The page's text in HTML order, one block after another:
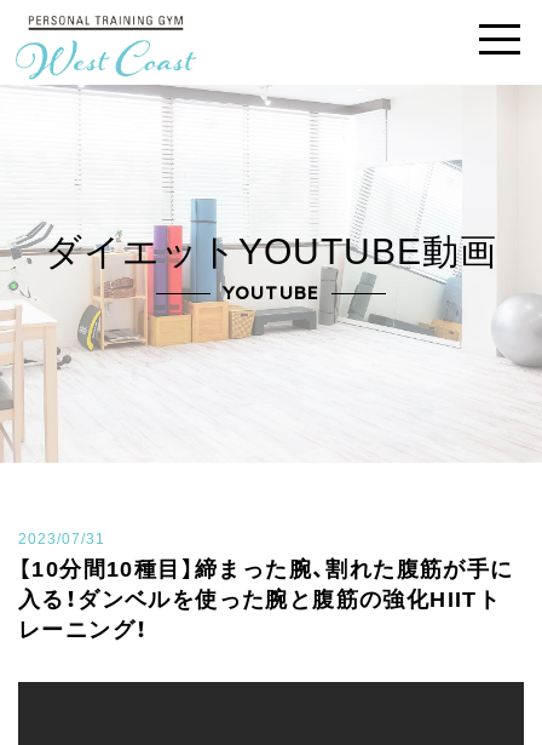
ダイエットYOUTUBE動画
YOUTUBE
2023/07/31
【10分間10種目】締まった腕、割れた腹筋が手に
入る！ダンベルを使った腕と腹筋の強化HIITト
レーニング！